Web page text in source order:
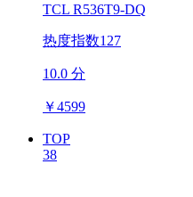
TCL R536T9-DQ
热度指数127
10.0 分
￥4599
TOP
38